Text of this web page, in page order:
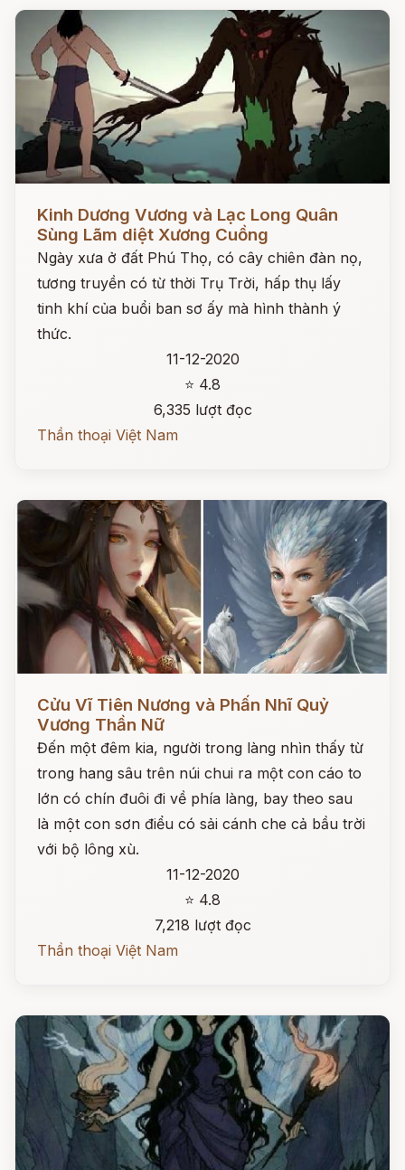
Kinh Dương Vương và Lạc Long Quân
Sùng Lãm diệt Xương Cuồng
Ngày xưa ở đất Phú Thọ, có cây chiên đàn nọ,
tương truyền có từ thời Trụ Trời, hấp thụ lấy
tinh khí của buổi ban sơ ấy mà hình thành ý
thức.
11-12-2020
⭐ 4.8
6,335 lượt đọc
Thần thoại Việt Nam
Cửu Vĩ Tiên Nương và Phấn Nhĩ Quỷ
Vương Thần Nữ
Đến một đêm kia, người trong làng nhìn thấy từ
trong hang sâu trên núi chui ra một con cáo to
lớn có chín đuôi đi về phía làng, bay theo sau
là một con sơn điểu có sải cánh che cả bầu trời
với bộ lông xù.
11-12-2020
⭐ 4.8
7,218 lượt đọc
Thần thoại Việt Nam